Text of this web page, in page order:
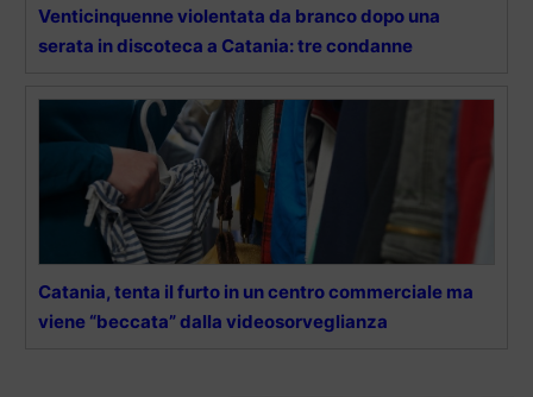
Venticinquenne violentata da branco dopo una
serata in discoteca a Catania: tre condanne
Catania, tenta il furto in un centro commerciale ma
viene “beccata” dalla videosorveglianza